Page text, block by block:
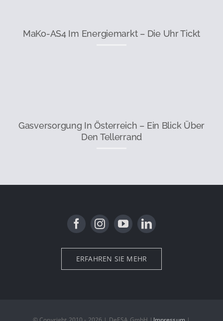
MaKo-AS4 Im Energiemarkt – Die Uhr Tickt
Gasversorgung In Österreich – Ein Blick Über
Den Tellerrand
ERFAHREN SIE MEHR